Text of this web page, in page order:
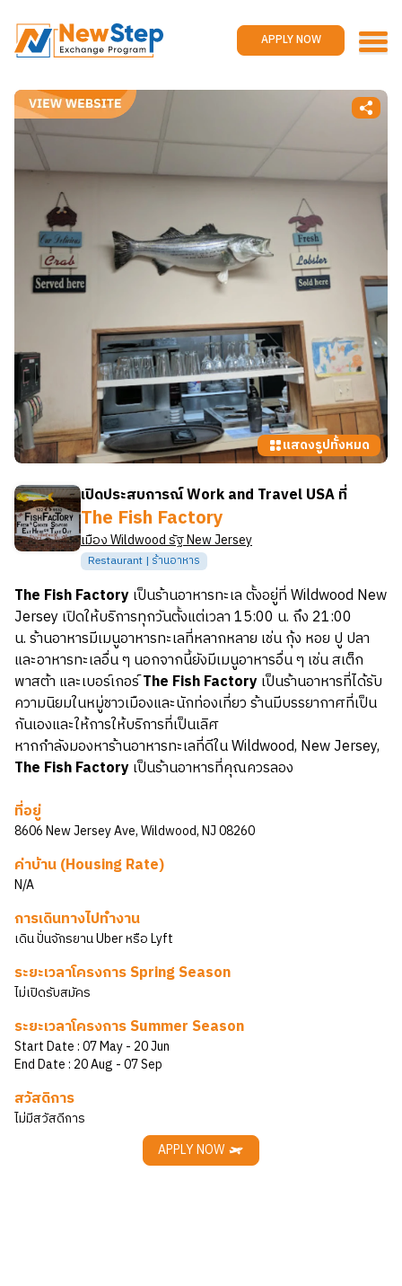
APPLY NOW
Work and travel
Reviews
Contact us
แสดงรูปทั้งหมด
เปิดประสบการณ์ Work and Travel USA ที่
The Fish Factory
เมืองWildwoodรัฐNew Jersey
Restaurant | ร้านอาหาร
The Fish Factoryเป็นร้านอาหารทะเล ตั้งอยู่ที่ Wildwood New
Jersey เปิดให้บริการทุกวันตั้งแต่เวลา 15:00 น. ถึง 21:00
น. ร้านอาหารมีเมนูอาหารทะเลที่หลากหลาย เช่น กุ้ง หอย ปู ปลา
และอาหารทะเลอื่น ๆ นอกจากนี้ยังมีเมนูอาหารอื่น ๆ เช่น สเต็ก
พาสต้า และเบอร์เกอร์The Fish Factoryเป็นร้านอาหารที่ได้รับ
ความนิยมในหมู่ชาวเมืองและนักท่องเที่ยว ร้านมีบรรยากาศที่เป็น
กันเองและให้การให้บริการที่เป็นเลิศ
หากกำลังมองหาร้านอาหารทะเลที่ดีใน Wildwood, New Jersey,
The Fish Factoryเป็นร้านอาหารที่คุณควรลอง
ที่อยู่
8606 New Jersey Ave, Wildwood, NJ 08260
ค่าบ้าน (Housing Rate)
N/A
การเดินทางไปทำงาน
เดิน ปั่นจักรยาน Uber หรือ Lyft
ระยะเวลาโครงการ Spring Season
ไม่เปิดรับสมัคร
ระยะเวลาโครงการ Summer Season
Start Date :07 May- 20 Jun
End Date : 20 Aug - 07 Sep
สวัสดิการ
ไม่มีสวัสดีการ
APPLY NOW